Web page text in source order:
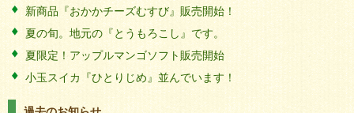
新商品『おかかチーズむすび』販売開始！
夏の旬。地元の『とうもろこし』です。
夏限定！アップルマンゴソフト販売開始
小玉スイカ『ひとりじめ』並んでいます！